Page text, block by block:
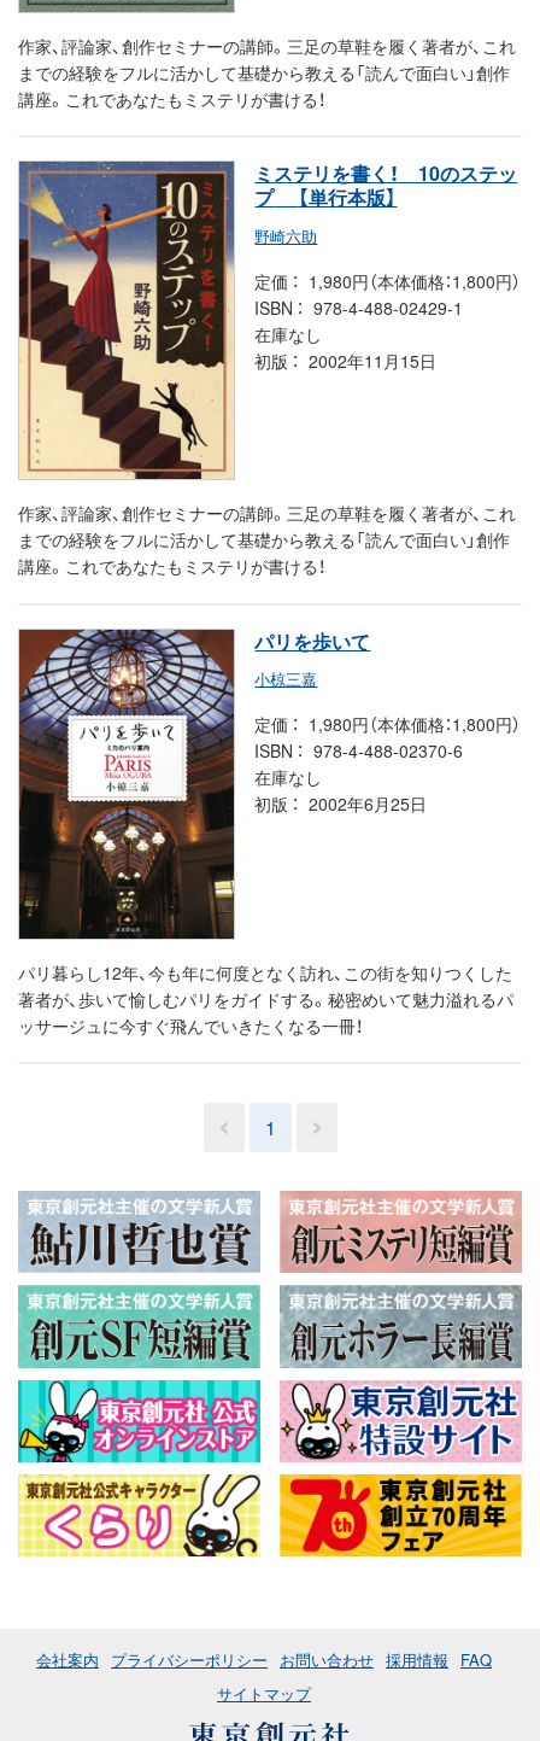
作家、評論家、創作セミナーの講師。三足の草鞋を履く著者が、これ
までの経験をフルに活かして基礎から教える「読んで面白い」創作
講座。これであなたもミステリが書ける！
ミステリを書く！ 10のステッ
プ
【単行本版】
野崎六助
定価
1,980円（本体価格：1,800円）
ISBN
978-4-488-02429-1
在庫なし
初版
2002年11月15日
作家、評論家、創作セミナーの講師。三足の草鞋を履く著者が、これ
までの経験をフルに活かして基礎から教える「読んで面白い」創作
講座。これであなたもミステリが書ける！
パリを歩いて
小椋三嘉
定価
1,980円（本体価格：1,800円）
ISBN
978-4-488-02370-6
在庫なし
初版
2002年6月25日
パリ暮らし12年、今も年に何度となく訪れ、この街を知りつくした
著者が、歩いて愉しむパリをガイドする。秘密めいて魅力溢れるパ
ッサージュに今すぐ飛んでいきたくなる一冊！
1
会社案内 プライバシーポリシー お問い合わせ 採用情報
FAQ
サイトマップ